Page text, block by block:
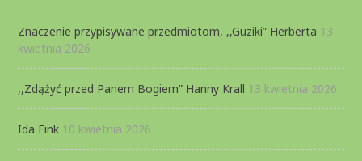
Znaczenie przypisywane przedmiotom, ,,Guziki” Herberta 13
kwietnia 2026
,,Zdążyć przed Panem Bogiem” Hanny Krall 13 kwietnia 2026
Ida Fink 10 kwietnia 2026